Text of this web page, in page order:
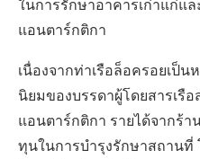
ในการรักษาอาคารเก่าแก่แ
แอนตาร์กติกา
เนื่องจากท่าเรือล็อครอยเป็
นิยมของบรรดาผู้โดยสารเรื
แอนตาร์กติกา รายได้จากร้า
ทุนในการบำรุงรักษาสถาน